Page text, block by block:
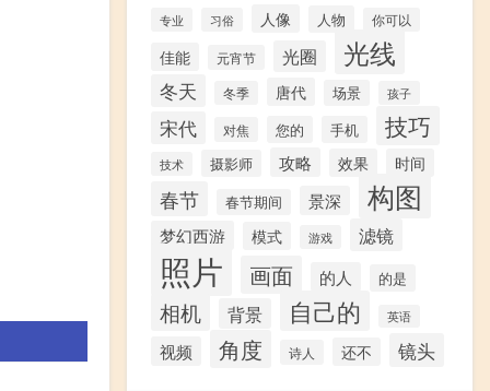
专业 习俗 人像 人物 你可以
佳能 元宵节 光圈 光线
冬天 冬季 唐代 场景 孩子
宋代 对焦 您的 手机 技巧
技术 摄影师 攻略 效果 时间
春节 春节期间 景深 构图
梦幻西游 模式 游戏 滤镜
照片 画面 的人 的是
相机 背景 自己的 英语
视频 角度 诗人 还不 镜头